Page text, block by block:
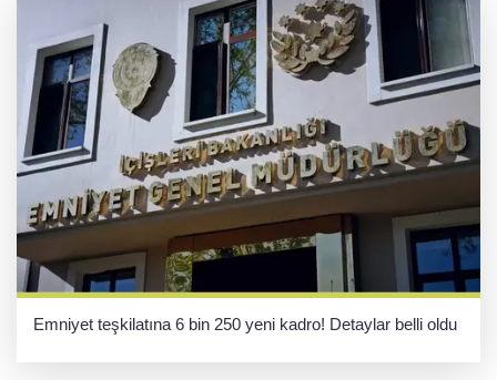
Emniyet teşkilatına 6 bin 250 yeni kadro! Detaylar belli oldu